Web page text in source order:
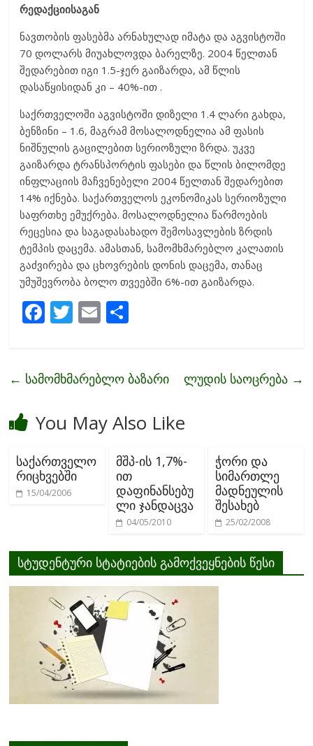
რედაქციისაგან
ნავთობის ფასებმა არნახულად იმატა და აგვისტოში
70 დოლარს მიუახლოვდა ბარელზე. 2004 წელთან
შედარებით იგი 1.5-ჯერ გაიზარდა, ამ წლის
დასაწყისიდან კი – 40%-ით .
საქრთველოში აგვისტოში დიზელი 1.4 ლარი გახდა,
ბენზინი – 1.6, მაგრამ მოსალოდნელია ამ ფასის
ნიშნულის გაცილებით სერიოზული ზრდა. უკვე
გაიზარდა ტრანსპორტის ფასები და წლის ბილომდე
ინფლაციის მაჩვენებელი 2004 წელთან შედარებით
14% იქნება. საქართველოს ეკონომიკას სერიოზული
საფრთხე ემუქრება. მოსალოდნელია წარმოების
რეცესია და საგადასახადო შემოსავლების ზრდის
ტემპის დაცემა. ამასთან, სამომხმარებლო კალათის
გაძვირება და ცხოვრების დონის დაცემა, თანაც
უმუშევრობა ბოლო თვეებში 6%-ით გაიზარდა.
F
b
o
T
er
E
l e
← სამომხმარებლო ბაზარი ლუდის საოცრება →
You May Also Like
საქართველო
რიცხვებში
15/04/2006
მშპ-ის 1,7%-
ით
დაფინანსებუ
ლი ჯანდაცვა
04/05/2010
ჭორი და
სიმართლე
მადნეულის
შესახებ
25/02/2008
სტუდენტური სტატიების გამოქვეყნების წესი